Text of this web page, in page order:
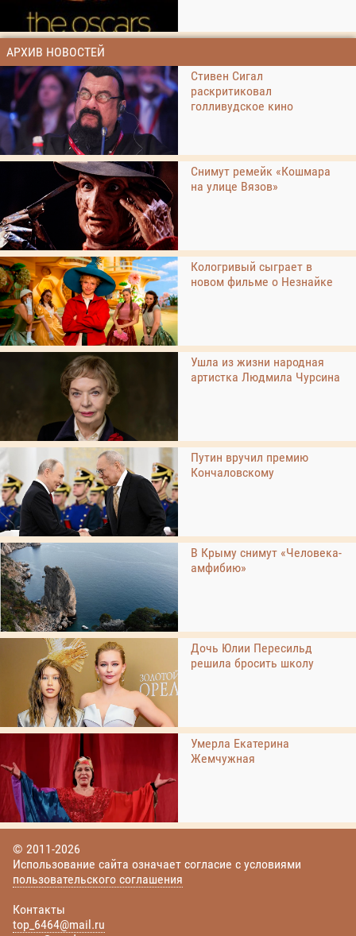
АРХИВ НОВОСТЕЙ
Стивен Сигал
раскритиковал
голливудское кино
Снимут ремейк «Кошмара
на улице Вязов»
Кологривый сыграет в
новом фильме о Незнайке
Ушла из жизни народная
артистка Людмила Чурсина
Путин вручил премию
Кончаловскому
В Крыму снимут «Человека-
амфибию»
Дочь Юлии Пересильд
решила бросить школу
Умерла Екатерина
Жемчужная
© 2011-2026
Использование сайта означает согласие с условиями
пользовательского соглашения
Контакты
top_6464@mail.ru